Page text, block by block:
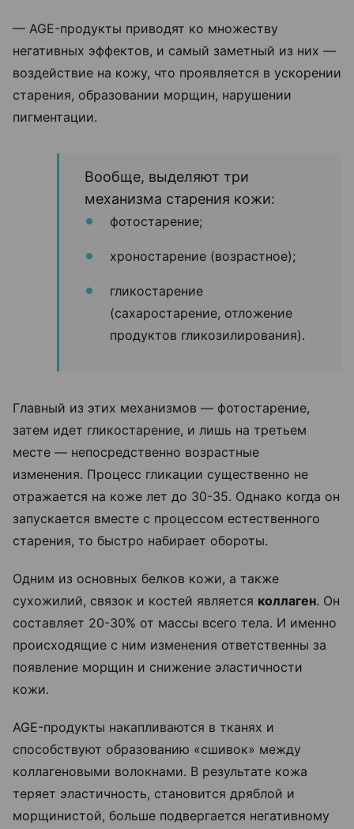
— AGE-продукты приводят ко множеству
негативных эффектов, и самый заметный из них —
воздействие на кожу, что проявляется в ускорении
старения, образовании морщин, нарушении
пигментации.
Вообще, выделяют три
механизма старения кожи:
фотостарение;
хроностарение (возрастное);
гликостарение
(сахаростарение, отложение
продуктов гликозилирования).
Главный из этих механизмов — фотостарение,
затем идет гликостарение, и лишь на третьем
месте — непосредственно возрастные
изменения. Процесс гликации существенно не
отражается на коже лет до 30-35. Однако когда он
запускается вместе с процессом естественного
старения, то быстро набирает обороты.
Одним из основных белков кожи, а также
сухожилий, связок и костей является коллаген. Он
составляет 20-30% от массы всего тела. И именно
происходящие с ним изменения ответственны за
появление морщин и снижение эластичности
кожи.
AGE-продукты накапливаются в тканях и
способствуют образованию «сшивок» между
коллагеновыми волокнами. В результате кожа
теряет эластичность, становится дряблой и
морщинистой, больше подвергается негативному